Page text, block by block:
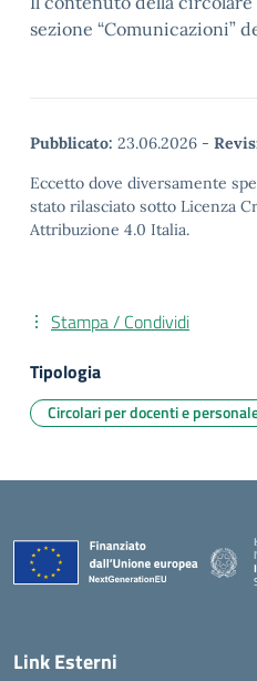
sezione “Comunicazioni”
Pubblicato: 23.06.2026 -
Eccetto dove diversamente
stato rilasciato sotto Licenza
Attribuzione 4.0 Italia.
Stampa / Condividi
Tipologia
Circolari per docenti e
Link Esterni